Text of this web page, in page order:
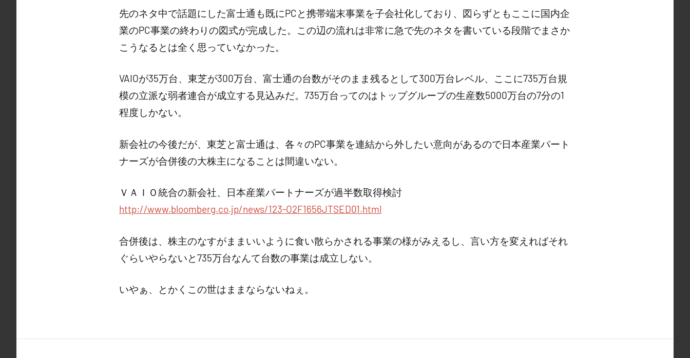
先のネタ中で話題にした富士通も既にPCと携帯端末事業を子会社化しており、図らずともここに国内企
業のPC事業の終わりの図式が完成した。この辺の流れは非常に急で先のネタを書いている段階でまさか
こうなるとは全く思っていなかった。
VAIOが35万台、東芝が300万台、富士通の台数がそのまま残るとして300万台レベル、ここに735万台規
模の立派な弱者連合が成立する見込みだ。735万台ってのはトップグループの生産数5000万台の7分の1
程度しかない。
新会社の今後だが、東芝と富士通は、各々のPC事業を連結から外したい意向があるので日本産業パート
ナーズが合併後の大株主になることは間違いない。
ＶＡＩＯ統合の新会社、日本産業パートナーズが過半数取得検討
http://www.bloomberg.co.jp/news/123-O2F1656JTSED01.html
合併後は、株主のなすがままいいように食い散らかされる事業の様がみえるし、言い方を変えればそれ
ぐらいやらないと735万台なんて台数の事業は成立しない。
いやぁ、とかくこの世はままならないねぇ。